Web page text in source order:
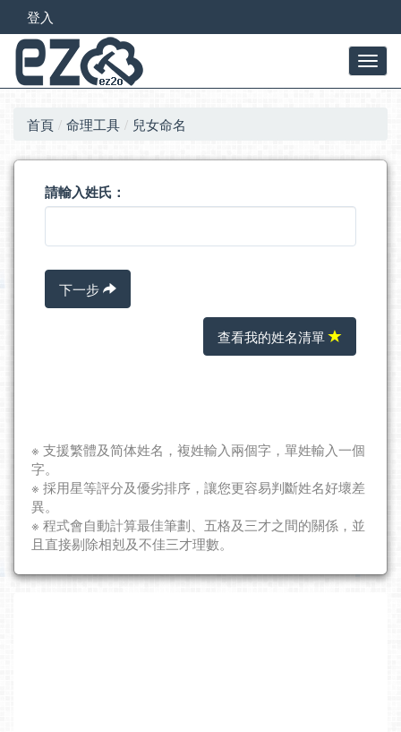
登入
首頁 命理工具 兒女命名
請輸入姓氏：
下一步
查看我的姓名清單
※ 支援繁體及简体姓名，複姓輸入兩個字，單姓輸入一個
字。
※ 採用星等評分及優劣排序，讓您更容易判斷姓名好壞差
異。
※ 程式會自動計算最佳筆劃、五格及三才之間的關係，並
且直接剔除相剋及不佳三才理數。